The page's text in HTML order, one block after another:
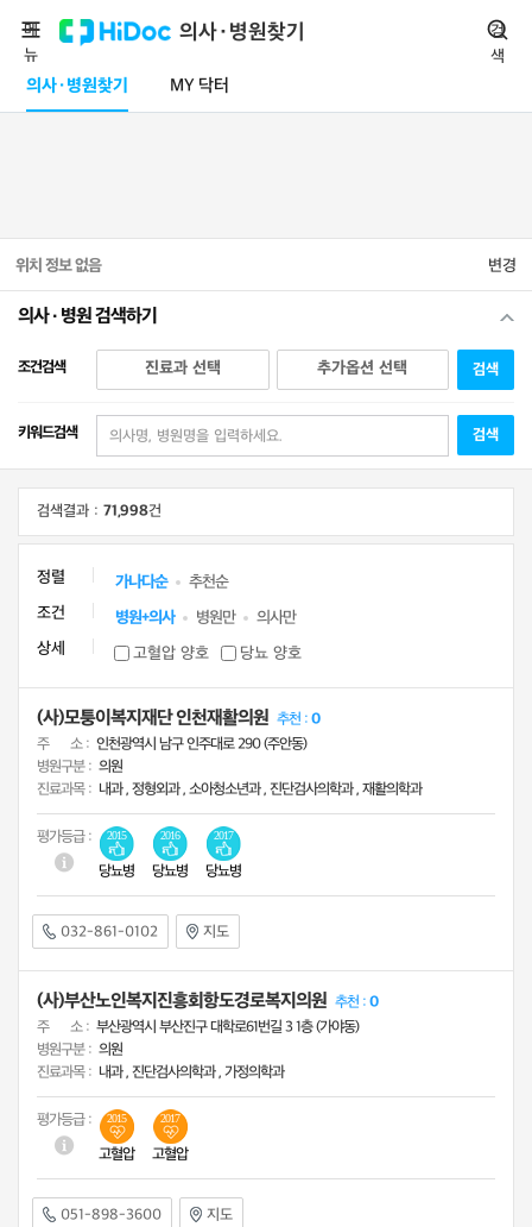
의사·병원찾기
의사·병원찾기 MY 닥터
메
뉴
검
색
위치 정보 없음 변경
의사 · 병원 검색하기
조건검색 진료과 선택 추가옵션 선택 검색
키워드검색 검색
검색결과 : 71,998건
정렬 가나다순
추천순
조건
병원+의사 병원만
의사만
상세
고혈압 양호 당뇨 양호
(사)모퉁이복지재단 인천재활의원 추천 :0
주 소 : 인천광역시 남구 인주대로 290 (주안동)
병원구분 : 의원
진료과목 : 내과 , 정형외과 , 소아청소년과 , 진단검사의학과 , 재활의학과
평가등급 : 2015
당뇨병
2016
당뇨병
2017
당뇨병
032-861-0102 지도
(사)부산노인복지진흥회항도경로복지의원 추천 :0
주 소 : 부산광역시 부산진구 대학로61번길 3 1층 (가야동)
병원구분 : 의원
진료과목 : 내과 , 진단검사의학과 , 가정의학과
평가등급 : 2015
고혈압
2017
고혈압
051-898-3600 지도